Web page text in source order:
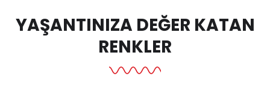
YAŞANTINIZA DEĞER KATAN
RENKLER